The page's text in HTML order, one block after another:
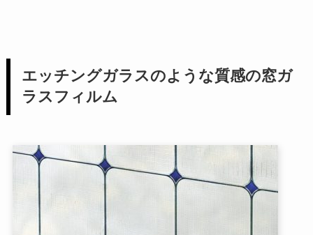
エッチングガラスのような質感の窓ガ
ラスフィルム